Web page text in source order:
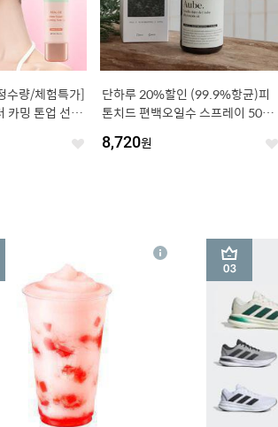
수량/체험특가]
카밍 톤업 선크
좋
단하루 20%할인 (99.9%항균)피
톤치드 편백오일수 스프레이 500M
8,720원 좋
상
3